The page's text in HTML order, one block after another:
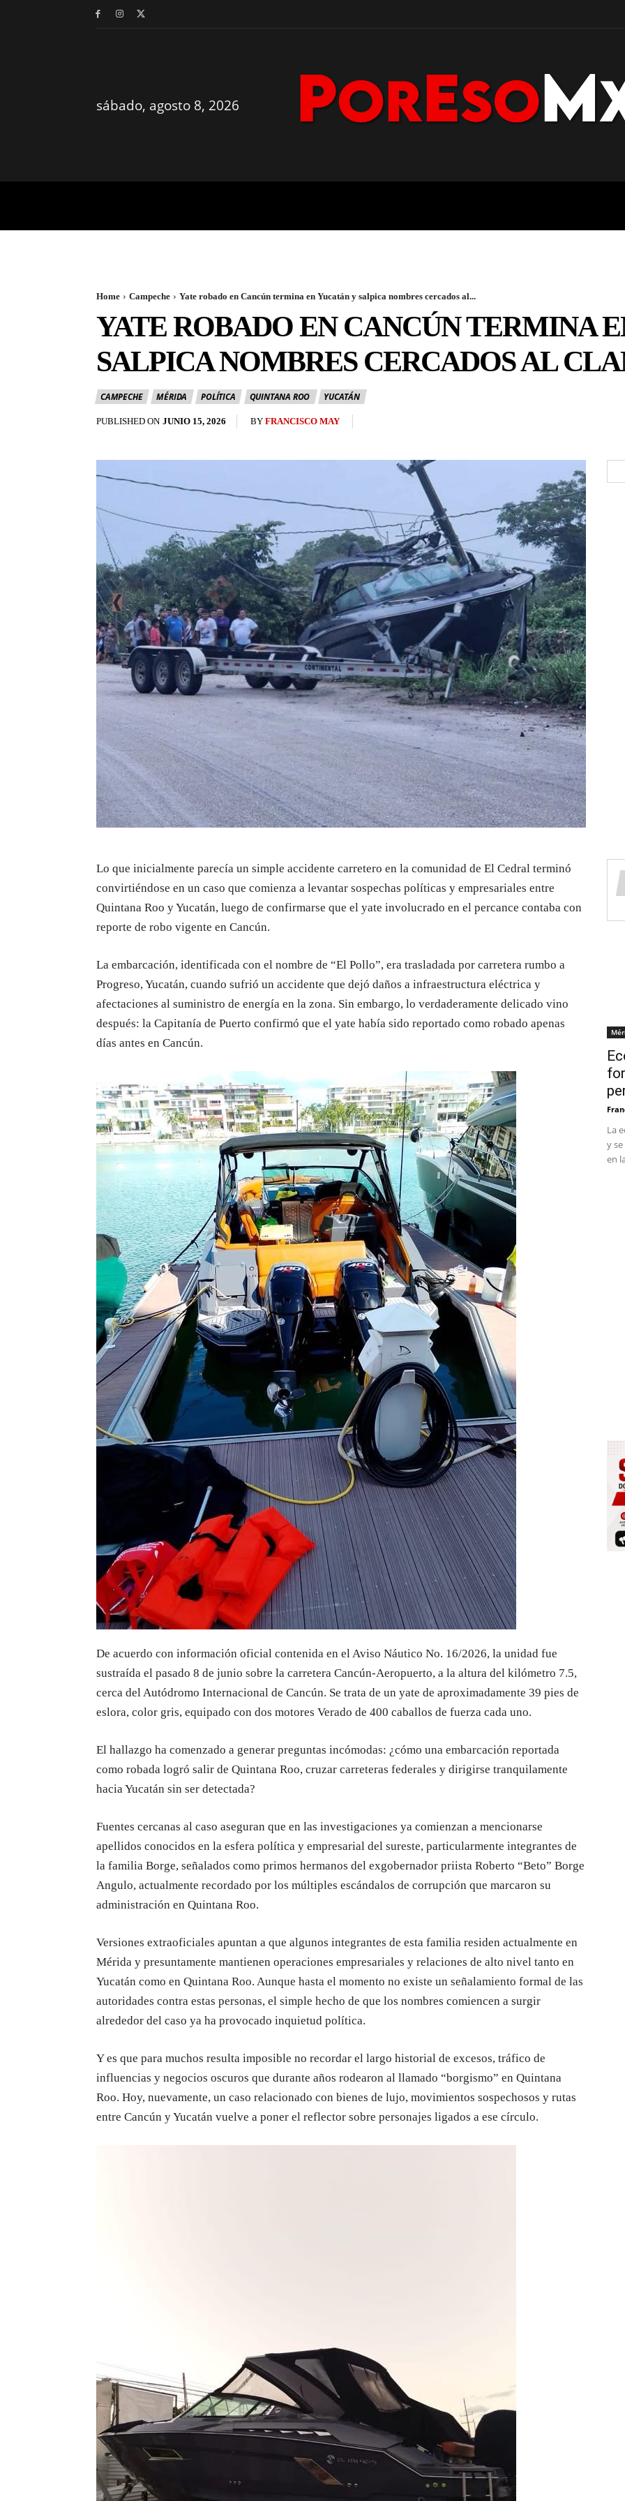
sábado, agosto 8, 2026
Home Campeche Yate robado en Cancún termina en Yucatán y salpica nombres cercados al...
YATE ROBADO EN CANCÚN TERMINA
SALPICA NOMBRES CERCADOS AL
CAMPECHE MÉRIDA POLÍTICA QUINTANA ROO YUCATÁN
PUBLISHED ON JUNIO 15, 2026 BY FRANCISCO MAY
Lo que inicialmente parecía un simple accidente carretero en la comunidad de El Cedral terminó
convirtiéndose en un caso que comienza a levantar sospechas políticas y empresariales entre
Quintana Roo y Yucatán, luego de confirmarse que el yate involucrado en el percance contaba con
reporte de robo vigente en Cancún.
La embarcación, identificada con el nombre de “El Pollo”, era trasladada por carretera rumbo a
Progreso, Yucatán, cuando sufrió un accidente que dejó daños a infraestructura eléctrica y
afectaciones al suministro de energía en la zona. Sin embargo, lo verdaderamente delicado vino
después: la Capitanía de Puerto confirmó que el yate había sido reportado como robado apenas
días antes en Cancún.
De acuerdo con información oficial contenida en el Aviso Náutico No. 16/2026, la unidad fue
sustraída el pasado 8 de junio sobre la carretera Cancún-Aeropuerto, a la altura del kilómetro 7.5,
cerca del Autódromo Internacional de Cancún. Se trata de un yate de aproximadamente 39 pies de
eslora, color gris, equipado con dos motores Verado de 400 caballos de fuerza cada uno.
El hallazgo ha comenzado a generar preguntas incómodas: ¿cómo una embarcación reportada
como robada logró salir de Quintana Roo, cruzar carreteras federales y dirigirse tranquilamente
hacia Yucatán sin ser detectada?
Fuentes cercanas al caso aseguran que en las investigaciones ya comienzan a mencionarse
apellidos conocidos en la esfera política y empresarial del sureste, particularmente integrantes de
la familia Borge, señalados como primos hermanos del exgobernador priista Roberto “Beto” Borge
Angulo, actualmente recordado por los múltiples escándalos de corrupción que marcaron su
administración en Quintana Roo.
Versiones extraoficiales apuntan a que algunos integrantes de esta familia residen actualmente en
Mérida y presuntamente mantienen operaciones empresariales y relaciones de alto nivel tanto en
Yucatán como en Quintana Roo. Aunque hasta el momento no existe un señalamiento formal de las
autoridades contra estas personas, el simple hecho de que los nombres comiencen a surgir
alrededor del caso ya ha provocado inquietud política.
Y es que para muchos resulta imposible no recordar el largo historial de excesos, tráfico de
influencias y negocios oscuros que durante años rodearon al llamado “borgismo” en Quintana
Roo. Hoy, nuevamente, un caso relacionado con bienes de lujo, movimientos sospechosos y rutas
entre Cancún y Yucatán vuelve a poner el reflector sobre personajes ligados a ese círculo.
La
y
en